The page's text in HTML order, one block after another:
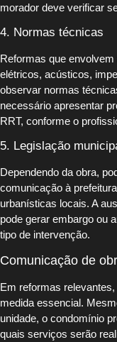
morador deve verificar
4. Normas técnicas
Reformas que
elétricos, acústicos,
observar normas
necessário apresentar
RRT, conforme o
5. Legislação
Dependendo da obra,
comunicação à
urbanísticas locais. A
pode gerar embargo ou
tipo de intervenção.
Comunicação de
Em reformas
medida essencial.
unidade, o condomínio
quais serviços serão